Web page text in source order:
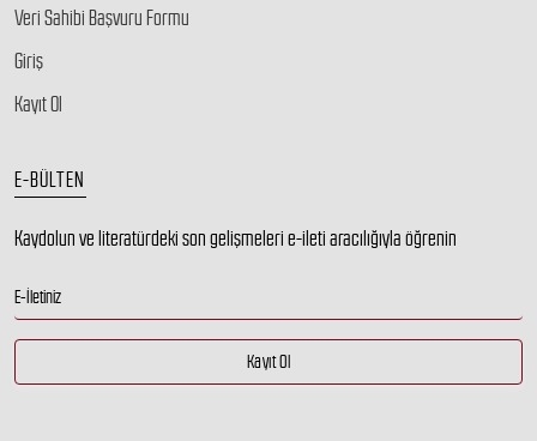
Veri Sahibi Başvuru Formu
Giriş
Kayıt Ol
E-BÜLTEN
Kaydolun ve literatürdeki son gelişmeleri e-ileti aracılığıyla öğrenin